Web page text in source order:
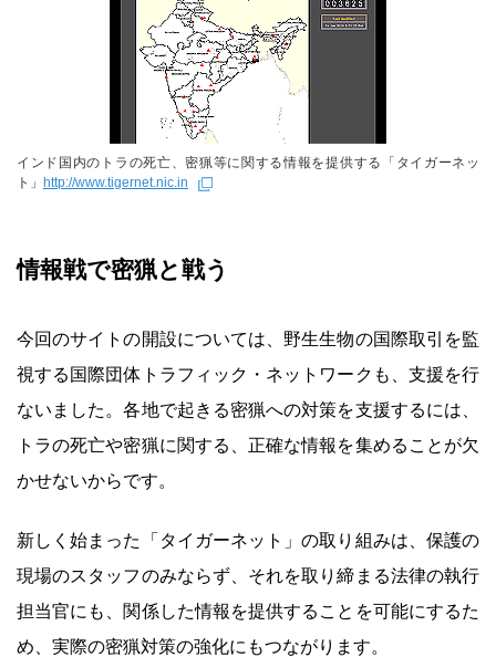
インド国内のトラの死亡、密猟等に関する情報を提供する「タイガーネッ
ト」 http://www.tigernet.nic.in
情報戦で密猟と戦う
今回のサイトの開設については、野生生物の国際取引を監
視する国際団体トラフィック・ネットワークも、支援を行
ないました。各地で起きる密猟への対策を支援するには、
トラの死亡や密猟に関する、正確な情報を集めることが欠
かせないからです。
新しく始まった「タイガーネット」の取り組みは、保護の
現場のスタッフのみならず、それを取り締まる法律の執行
担当官にも、関係した情報を提供することを可能にするた
め、実際の密猟対策の強化にもつながります。